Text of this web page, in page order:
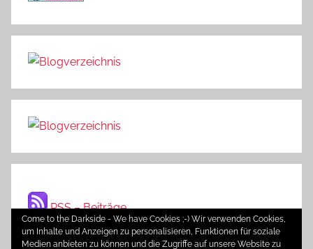
RSS – Beiträge
Come to the Darkside - We have Cookies ;-) Wir verwenden Cookies,
um Inhalte und Anzeigen zu personalisieren, Funktionen für soziale
Medien anbieten zu können und die Zugriffe auf unsere Website zu